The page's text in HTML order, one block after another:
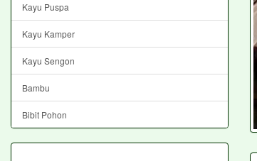
Kayu Puspa
Kayu Kamper
Kayu Sengon
Bambu
Bibit Pohon